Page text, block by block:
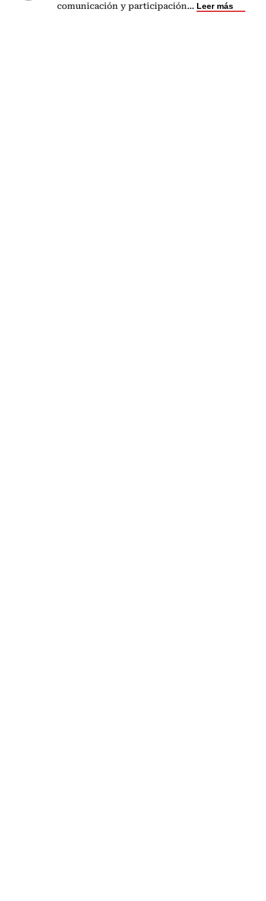
comunicación y participación... Leer más